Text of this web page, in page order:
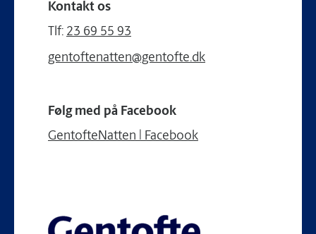
Kontakt os
Tlf: 23 69 55 93
gentoftenatten@gentofte.dk
Følg med på Facebook
GentofteNatten | Facebook